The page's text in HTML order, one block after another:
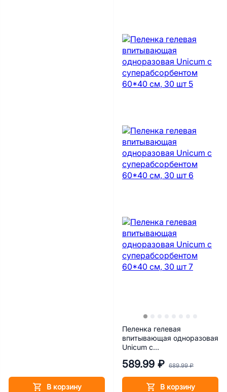
В корзину
Пеленка гелевая
впитывающая одноразовая
Unicum с
см, 30 шт
589.99 ₽ 689.99 ₽
В корзину